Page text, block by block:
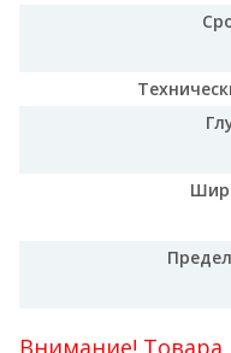
Внимание! Товара